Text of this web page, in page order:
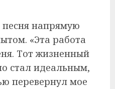
песня напрямую
«Эта работа
Тот жизненный
стал идеальным,
перевернул мое